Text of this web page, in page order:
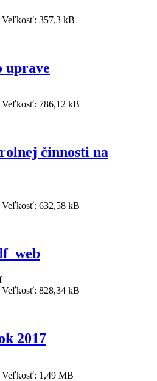
Veľkosť: 357,3 kB
uprave
Veľkosť: 786,12 kB
činnosti na
Veľkosť: 632,58 kB
Veľkosť: 828,34 kB
2017
Veľkosť: 1,49 MB